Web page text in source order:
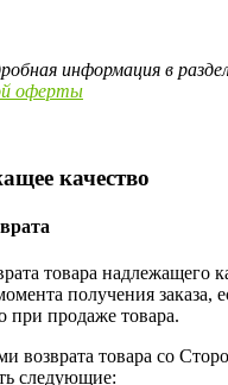
информация в
оферты
качество
товара надлежащего
получения заказа,
при продаже товара.
возврата товара со
следующие: